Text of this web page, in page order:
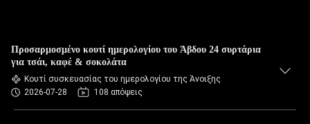
Προσαρμοσμένο κουτί ημερολογίου του Άβδου 24 συρτάρια
για τσάι, καφέ & σοκολάτα
Κουτί συσκευασίας του ημερολογίου της Άνοιξης
2026-07-28
108 απόψεις